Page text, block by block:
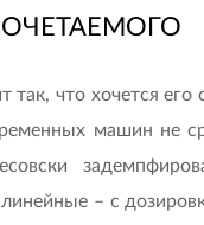
так, что хочется его
машин не
– с